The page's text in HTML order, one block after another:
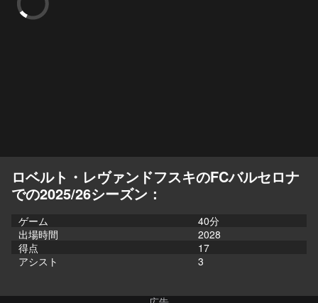
ロベルト・レヴァンドフスキのFCバルセロナ
での2025/26シーズン：
ゲーム
40分
出場時間
2028
得点
17
アシスト
3